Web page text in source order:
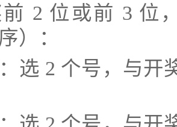
2 位或前 3 位
）：
选 2 个号，与